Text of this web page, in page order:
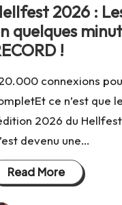
2026 :
quelques
!
connexions
ce n’est que
2026 du
devenu une…
Read More